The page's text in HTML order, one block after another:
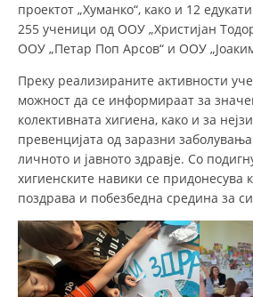
СТРАТЕГИИ
ЕДУКАТИВНО ИНФОРМАТИВНИ
БРОШУРИ
ПРЕЗЕНТАЦИИ
проектот „Хуманко“, како и 12
255 ученици од ООУ „Христијан
ООУ „Петар Поп Арсов“ и ООУ
Преку реализираните активности
можност да се информираат за
колективната хигиена, како и за
превенцијата од заразни
личното и јавното здравје. Со
хигиенските навики се придонесува
поздрава и побезбедна средина за